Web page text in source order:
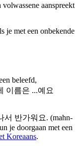
aanspreekt
je met een onbekende
beleefd,
이름은 ...예요
서 반가워요. (mahn-
je doorgaan met een
Koreaans.